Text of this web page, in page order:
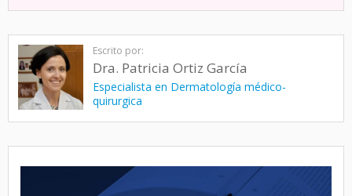
Escrito por:
Dra. Patricia Ortiz García
Especialista en Dermatología médico-
quirurgica